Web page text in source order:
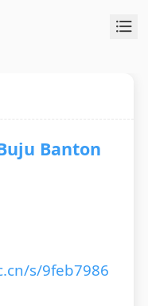
Banton
s/9feb7986